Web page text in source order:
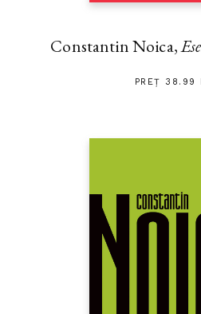
Constantin Noica,
PREȚ 38.99